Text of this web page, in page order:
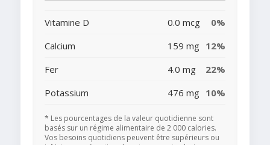
Vitamine D 0.0 mcg
0%
Calcium
159 mg 12%
Fer
4.0 mg
22%
Potassium
476 mg 10%
* Les pourcentages de la valeur quotidienne sont
basés sur un régime alimentaire de 2 000 calories.
Vos besoins quotidiens peuvent être supérieurs ou